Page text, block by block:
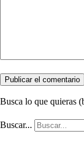
Busca lo que quieras
Buscar...